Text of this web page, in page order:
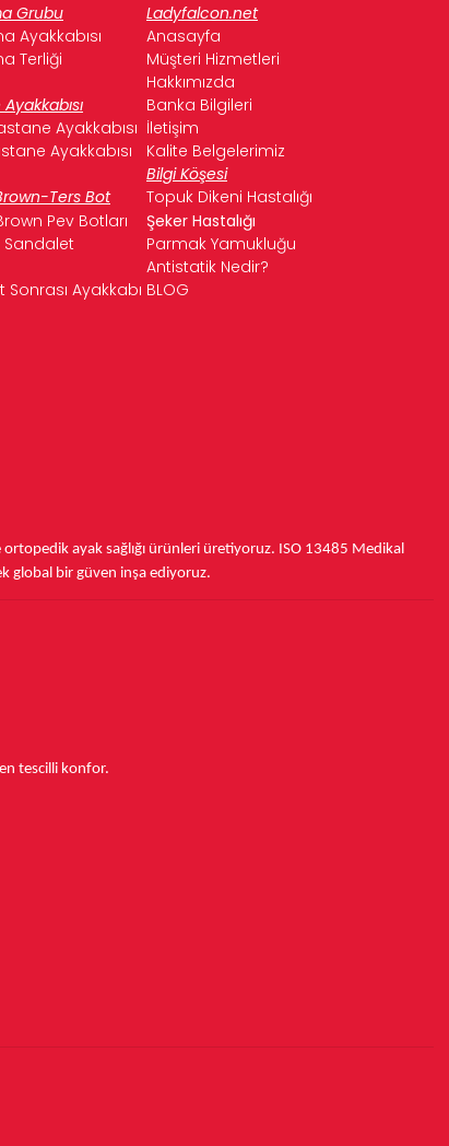
Grubu
Ladyfalcon.net
Ayakkabısı
Anasayfa
Terliği
Müşteri Hizmetleri
Hakkımızda
Banka Bilgileri
Ayakkabısı İletişim
Ayakkabısı
Kalite Belgelerimiz
Bilgi Köşesi
Ters Bot
Topuk Dikeni Hastalığı
Pev Botları
Şeker Hastalığı
Sandalet
Parmak Yamukluğu
Antistatik Nedir?
Ayakkabı BLOG
ayak sağlığı ürünleri üretiyoruz. ISO 13485 Medikal
global bir güven inşa ediyoruz.
tescilli konfor.